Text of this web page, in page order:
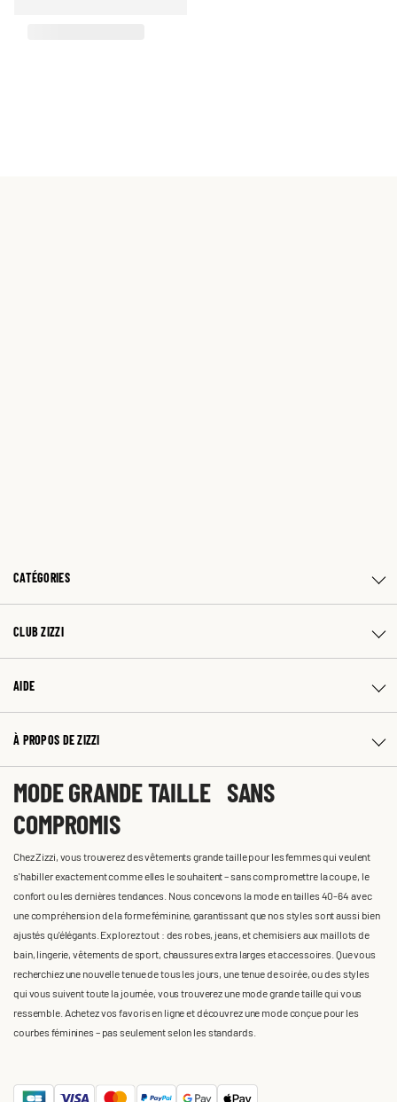
CATÉGORIES
CLUB ZIZZI
AIDE
À PROPOS DE ZIZZI
MODE GRANDE TAILLE SANS
COMPROMIS
Chez Zizzi, vous trouverez des vêtements grande taille pour les femmes qui veulent
s'habiller exactement comme elles le souhaitent – sans compromettre la coupe, le
confort ou les dernières tendances. Nous concevons la mode en tailles 40-64 avec
une compréhension de la forme féminine, garantissant que nos styles sont aussi bien
ajustés qu'élégants. Explorez tout : des robes, jeans, et chemisiers aux maillots de
bain, lingerie, vêtements de sport, chaussures extra larges et accessoires. Que vous
recherchiez une nouvelle tenue de tous les jours, une tenue de soirée, ou des styles
qui vous suivent toute la journée, vous trouverez une mode grande taille qui vous
ressemble. Achetez vos favoris en ligne et découvrez une mode conçue pour les
courbes féminines – pas seulement selon les standards.